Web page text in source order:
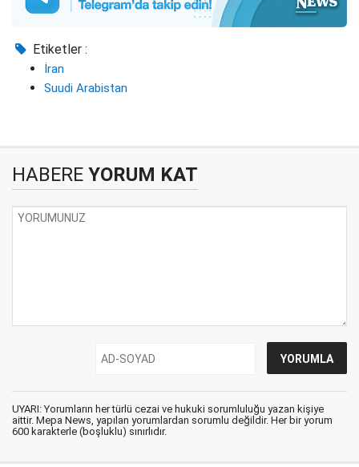
Etiketler :
İran
Suudi Arabistan
HABERE YORUM KAT
UYARI: Yorumların her türlü cezai ve hukuki sorumluluğu yazan kişiye
aittir. Mepa News, yapılan yorumlardan sorumlu değildir. Her bir yorum
600 karakterle (boşluklu) sınırlıdır.